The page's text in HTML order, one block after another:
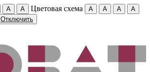
A A Цветовая схема A A A
A
Отключить